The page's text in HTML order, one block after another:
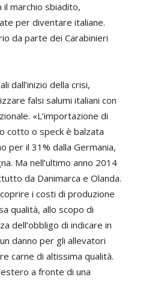
marchio sbiadito,
per diventare italiane.
da parte dei Carabinieri
dall’inizio della crisi,
falsi salumi italiani con
«L’importazione di
cotto o speck è balzata
per il 31% dalla Germania,
Ma nell’ultimo anno 2014
da Danimarca e Olanda.
i costi di produzione
qualità, allo scopo di
dell’obbligo di indicare in
danno per gli allevatori
carne di altissima qualità.
a fronte di una